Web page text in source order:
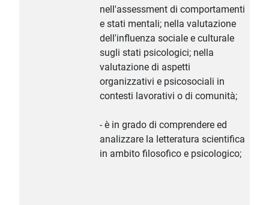
nell'assessment di comportamenti
e stati mentali; nella valutazione
dell'influenza sociale e culturale
sugli stati psicologici; nella
valutazione di aspetti
organizzativi e psicosociali in
contesti lavorativi o di comunità;
- è in grado di comprendere ed
analizzare la letteratura scientifica
in ambito filosofico e psicologico;